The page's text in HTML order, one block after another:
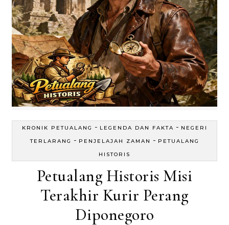
KRONIK PETUALANG - LEGENDA DAN FAKTA - NEGERI
TERLARANG
- PENJELAJAH ZAMAN - PETUALANG
HISTORIS
Petualang Historis Misi
Terakhir Kurir Perang
Diponegoro